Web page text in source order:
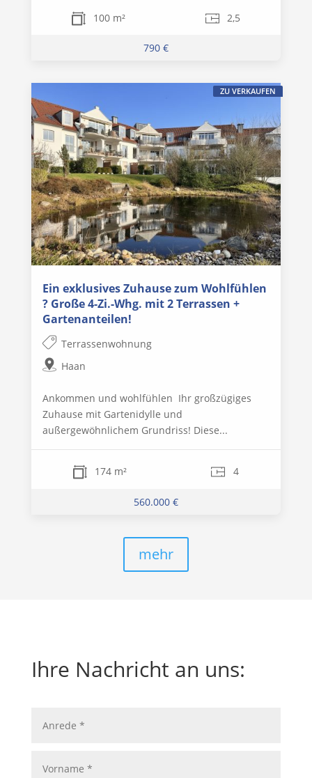
100 m² 2,5
790 €
Ein exklusives Zuhause zum Wohlfühlen
? Große 4-Zi.-Whg. mit 2 Terrassen +
Gartenanteilen!
Terrassenwohnung
Haan
Ankommen und wohlfühlen  Ihr großzügiges
Zuhause mit Gartenidylle und
außergewöhnlichem Grundriss! Diese...
174 m² 4
560.000 €
ZU VERKAUFEN
mehr
Ihre Nachricht an uns: